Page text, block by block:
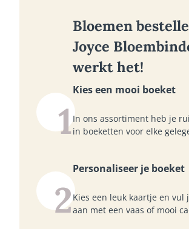
Bloemen
Joyce
werkt het!
1
Kies een mooi boeket
In ons assortiment heb je
in boeketten voor elke
2
Personaliseer je boeket
Kies een leuk kaartje en vul
aan met een vaas of mooi